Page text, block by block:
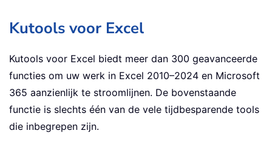
Kutools voor Excel
Kutools voor Excel biedt meer dan 300 geavanceerde
functies om uw werk in Excel 2010–2024 en Microsoft
365 aanzienlijk te stroomlijnen. De bovenstaande
functie is slechts één van de vele tijdbesparende tools
die inbegrepen zijn.